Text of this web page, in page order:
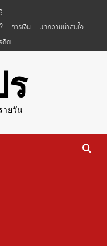
การเงิน
บทความน่าสนใจ
ดิต
ายวัน